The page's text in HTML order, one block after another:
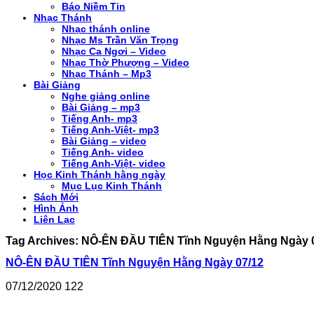
Báo Niềm Tin
Nhạc Thánh
Nhạc thánh online
Nhạc Ms Trần Văn Trọng
Nhạc Ca Ngơi – Video
Nhạc Thờ Phượng – Video
Nhạc Thánh – Mp3
Bài Giảng
Nghe giảng online
Bài Giảng – mp3
Tiếng Anh- mp3
Tiếng Anh-Việt- mp3
Bài Giảng – video
Tiếng Anh- video
Tiếng Anh-Việt- video
Học Kinh Thánh hằng ngày
Mục Lục Kinh Thánh
Sách Mới
Hình Ảnh
Liên Lạc
Tag Archives: NÔ-ÊN ĐẦU TIÊN Tĩnh Nguyện Hằng Ngày
NÔ-ÊN ĐẦU TIÊN Tĩnh Nguyện Hằng Ngày 07/12
07/12/2020 122